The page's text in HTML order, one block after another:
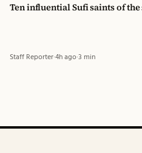
Ten influential Sufi saints of
Staff Reporter·4h ago·3 min